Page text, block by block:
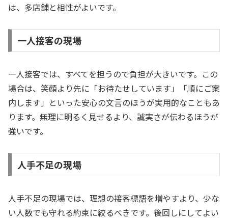
は、多店舗と相性がよいです。
一人接客の現場
一人接客では、すべてを担うので負担が大きいです。この
場合は、笑顔より先に「お待たせしています」「順にご案
内します」といった安心の文言のほうが実用的なこともあ
ります。無理に明るく見せるより、誠実さが伝わるほうが
強いです。
人手不足の現場
人手不足の現場では、理想の接客標語を増やすより、少な
い人数でも守れる約束に絞るべきです。後回しにしてよい